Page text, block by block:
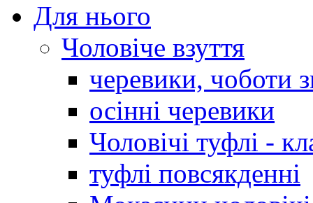
Для нього
Чоловіче взуття
черевики, чоботи
осінні черевики
Чоловічі туфлі -
туфлі повсякденні